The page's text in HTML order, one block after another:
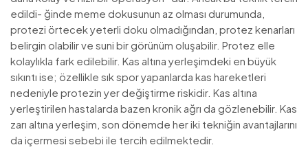
edildi- ğinde meme dokusunun az olması durumunda,
protezi örtecek yeterli doku olmadığından, protez kenarları
belirgin olabilir ve suni bir görünüm oluşabilir. Protez elle
kolaylıkla fark edilebilir. Kas altına yerleşimdeki en büyük
sıkıntı ise; özellikle sık spor yapanlarda kas hareketleri
nedeniyle protezin yer değiştirme riskidir. Kas altına
yerleştirilen hastalarda bazen kronik ağrı da gözlenebilir. Kas
zarı altına yerleşim, son dönemde her iki tekniğin avantajlarını
da içermesi sebebi ile tercih edilmektedir.